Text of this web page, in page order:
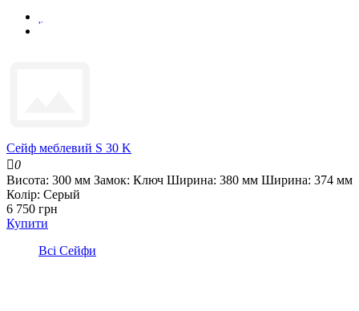
Сейф меблевий S 30 K
0
Висота: 300 мм Замок: Ключ Ширина: 380 мм Ширина: 374 мм
Колір: Серый
6 750 грн
Купити
Всі Сейфи